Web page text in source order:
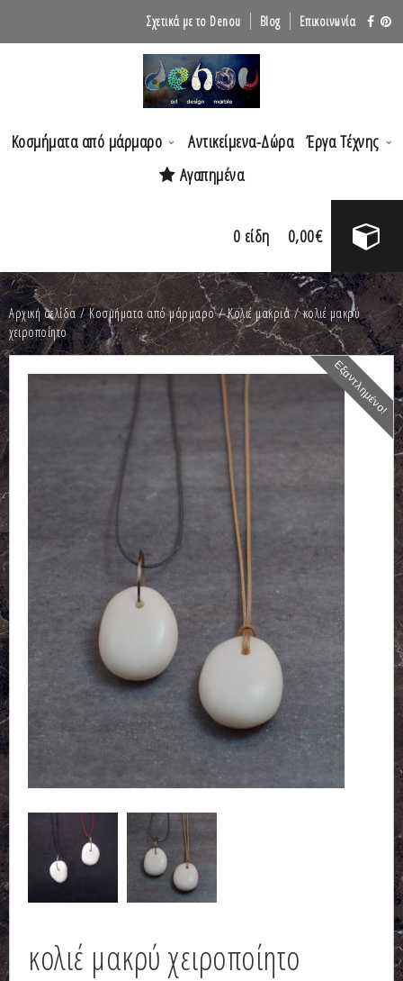
Σχετικά με το Denou Blog Επικοινωνία
Κοσμήματα από μάρμαρο Αντικείμενα-Δώρα Έργα Τέχνης
Αγαπημένα
0 είδη 0,00€
Αρχική σελίδα/Κοσμήματα από μάρμαρο/Κολιέ μακριά/ κολιέ μακρύ
χειροποίητο
Εξαντλημένο!
κολιέ μακρύ χειροποίητο